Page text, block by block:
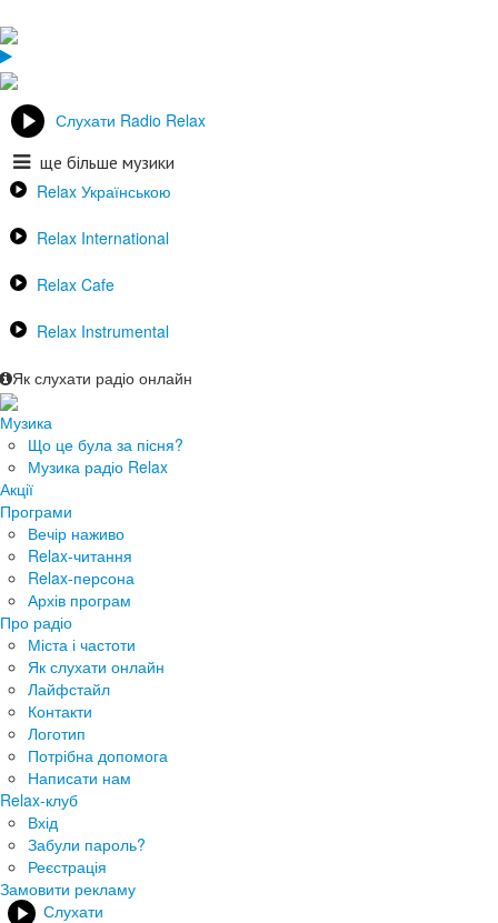
Слухати Radio Relax
ще більше музики
Relax Українською
Relax International
Relax Cafe
Relax Instrumental
Як слухати радіо онлайн
Музика
Що це була за пісня?
Музика радіо Relax
Акції
Програми
Вечір наживо
Relax-читання
Relax-персона
Архів програм
Про радіо
Міста і частоти
Як слухати онлайн
Лайфстайл
Контакти
Логотип
Потрібна допомога
Написати нам
Relax-клуб
Вхід
Забули пароль?
Реєстрація
Замовити рекламу
Слухати